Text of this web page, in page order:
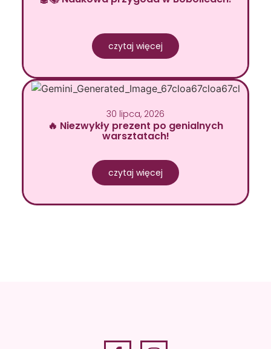
czytaj więcej
30 lipca, 2026
🔥 Niezwykły prezent po genialnych
warsztatach!
czytaj więcej